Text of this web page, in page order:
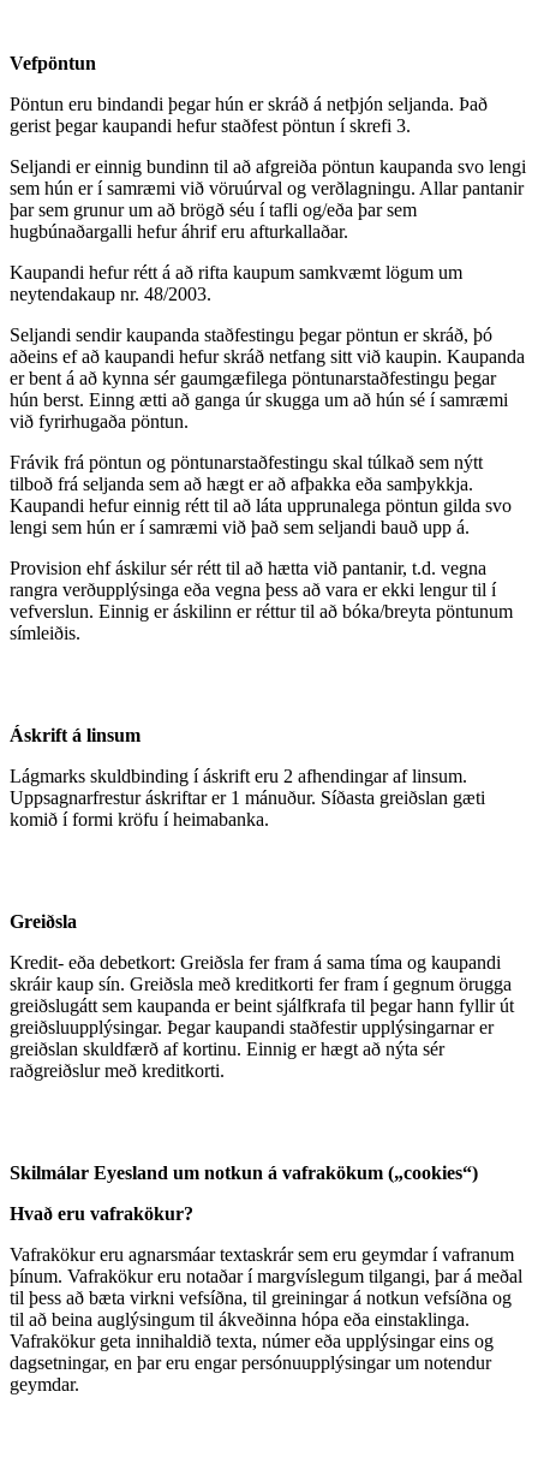
Vefpöntun
Pöntun eru bindandi þegar hún er skráð á netþjón seljanda. Það
gerist þegar kaupandi hefur staðfest pöntun í skrefi 3.
Seljandi er einnig bundinn til að afgreiða pöntun kaupanda svo lengi
sem hún er í samræmi við vöruúrval og verðlagningu. Allar pantanir
þar sem grunur um að brögð séu í tafli og/eða þar sem
hugbúnaðargalli hefur áhrif eru afturkallaðar.
Kaupandi hefur rétt á að rifta kaupum samkvæmt lögum um
neytendakaup nr. 48/2003.
Seljandi sendir kaupanda staðfestingu þegar pöntun er skráð, þó
aðeins ef að kaupandi hefur skráð netfang sitt við kaupin. Kaupanda
er bent á að kynna sér gaumgæfilega pöntunarstaðfestingu þegar
hún berst. Einng ætti að ganga úr skugga um að hún sé í samræmi
við fyrirhugaða pöntun.
Frávik frá pöntun og pöntunarstaðfestingu skal túlkað sem nýtt
tilboð frá seljanda sem að hægt er að afþakka eða samþykkja.
Kaupandi hefur einnig rétt til að láta upprunalega pöntun gilda svo
lengi sem hún er í samræmi við það sem seljandi bauð upp á.
Provision ehf áskilur sér rétt til að hætta við pantanir, t.d. vegna
rangra verðupplýsinga eða vegna þess að vara er ekki lengur til í
vefverslun. Einnig er áskilinn er réttur til að bóka/breyta pöntunum
símleiðis.
Áskrift á linsum
Lágmarks skuldbinding í áskrift eru 2 afhendingar af linsum.
Uppsagnarfrestur áskriftar er 1 mánuður. Síðasta greiðslan gæti
komið í formi kröfu í heimabanka.
Greiðsla
Kredit- eða debetkort: Greiðsla fer fram á sama tíma og kaupandi
skráir kaup sín. Greiðsla með kreditkorti fer fram í gegnum örugga
greiðslugátt sem kaupanda er beint sjálfkrafa til þegar hann fyllir út
greiðsluupplýsingar. Þegar kaupandi staðfestir upplýsingarnar er
greiðslan skuldfærð af kortinu. Einnig er hægt að nýta sér
raðgreiðslur með kreditkorti.
Skilmálar Eyesland um notkun á vafrakökum („cookies“)
Hvað eru vafrakökur?
Vafrakökur eru agnarsmáar textaskrár sem eru geymdar í vafranum
þínum. Vafrakökur eru notaðar í margvíslegum tilgangi, þar á meðal
til þess að bæta virkni vefsíðna, til greiningar á notkun vefsíðna og
til að beina auglýsingum til ákveðinna hópa eða einstaklinga.
Vafrakökur geta innihaldið texta, númer eða upplýsingar eins og
dagsetningar, en þar eru engar persónuupplýsingar um notendur
geymdar.